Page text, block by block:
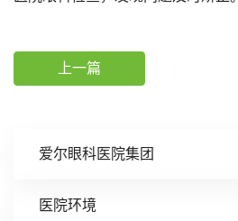
爱尔眼科医院集团
医院环境
上一篇